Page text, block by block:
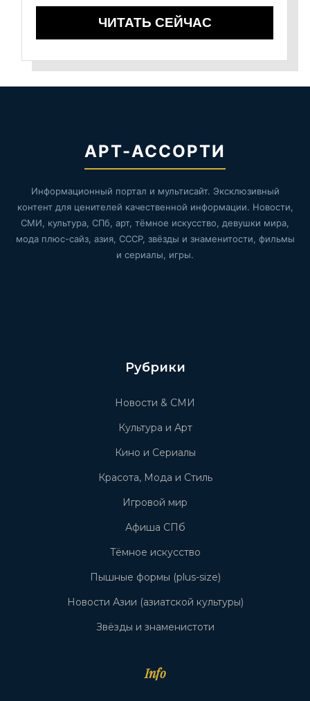
ЧИТАТЬ СЕЙЧАС
АРТ-АССОРТИ
Информационный портал и мультисайт. Эксклюзивный
контент для ценителей качественной информации. Новости,
СМИ, культура, СПб, арт, тёмное искусство, девушки мира,
мода плюс-сайз, азия, СССР, звёзды и знаменитости, фильмы
и сериалы, игры.
Рубрики
Новости & СМИ
Культура и Арт
Кино и Сериалы
Красота, Мода и Стиль
Игровой мир
Афиша СПб
Тёмное искусство
Пышные формы (plus-size)
Новости Азии (азиатской культуры)
Звёзды и знаменистоти
Info